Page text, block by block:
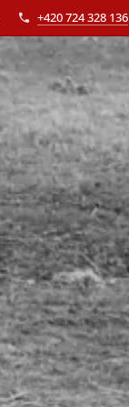
+420 724 328 136